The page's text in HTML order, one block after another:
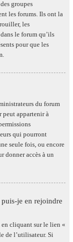
groupes
les forums. Ils ont la
les
le forum qu’ils
pour que les
du forum
peut appartenir à
qui pourront
seule fois, ou encore
donner accès à un
je en rejoindre
en cliquant sur le lien «
de l’utilisateur. Si